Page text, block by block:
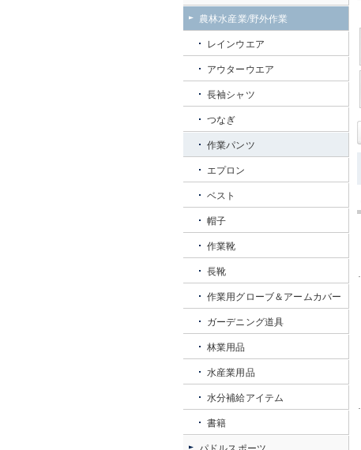
農林水産業/野外作業
レインウエア
アウターウエア
長袖シャツ
つなぎ
作業パンツ
エプロン
ベスト
帽子
作業靴
長靴
作業用グローブ＆アームカバー
ガーデニング道具
林業用品
水産業用品
水分補給アイテム
書籍
パドルスポーツ